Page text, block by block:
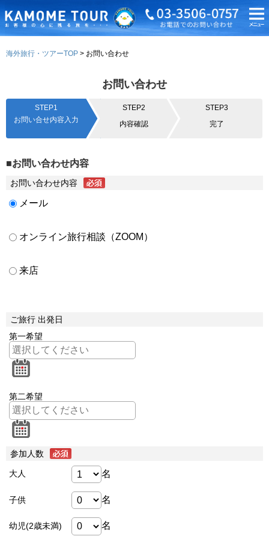
海外旅行・ツアーTOP お問い合わせ
お問い合わせ
STEP1
お問い合せ内容入力
STEP2
内容確認
STEP3
完了
■お問い合わせ内容
お問い合わせ内容
メール
オンライン旅行相談（ZOOM）
来店
ご旅行 出発日
第一希望
第二希望
参加人数
大人 名
子供 名
幼児(2歳未満) 名